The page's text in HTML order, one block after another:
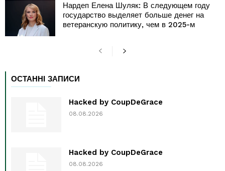
Нардеп Елена Шуляк: В следующем году
государство выделяет больше денег на
ветеранскую политику, чем в 2025-м
ОСТАННІ ЗАПИСИ
Hacked by CoupDeGrace
08.08.2026
Hacked by CoupDeGrace
08.08.2026